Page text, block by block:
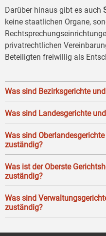
Darüber hinaus gibt es auch
keine staatlichen Organe,
privatrechtlichen
Beteiligten freiwillig als
Was sind Bezirksgerichte
Was sind Landesgerichte
Was sind
zuständig?
Was ist der Oberste
zuständig?
Was sind
zuständig?